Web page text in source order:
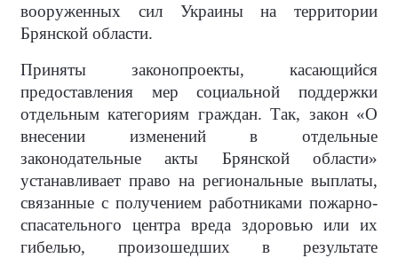
вооруженных сил Украины на территории
Брянской области.
Приняты законопроекты, касающийся
предоставления мер социальной поддержки
отдельным категориям граждан. Так, закон «О
внесении изменений в отдельные
законодательные акты Брянской области»
устанавливает право на региональные выплаты,
связанные с получением работниками пожарно-
спасательного центра вреда здоровью или их
гибелью, произошедших в результате